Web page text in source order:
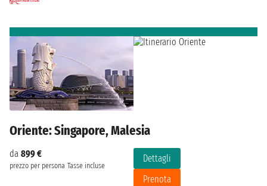
Oriente: Singapore, Malesia
da 899 €
prezzo per persona Tasse incluse
Dettagli
Prenota